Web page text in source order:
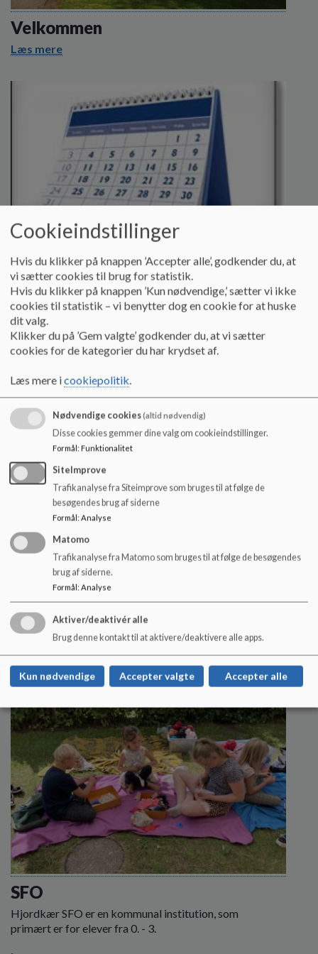
Velkommen
Læs mere
Feriekalender
Feriekalender
Læs mere
Ny elev
Hvad gør vi?
Læs mere
SFO
Hjordkær SFO er en kommunal institution, som
primært er for elever fra 0. - 3.
Cookieindstillinger
Hvis du klikker på knappen ’Accepter alle’, godkender du, at
vi sætter cookies til brug for statistik.
Hvis du klikker på knappen ’Kun nødvendige,’ sætter vi ikke
cookies til statistik – vi benytter dog en cookie for at huske
dit valg.
Klikker du på ’Gem valgte’ godkender du, at vi sætter
cookies for de kategorier du har krydset af.
Læs mere icookiepolitik.
Nødvendige cookies(altid nødvendig)
Disse cookies gemmer dine valg om cookieindstillinger.
Formål: Funktionalitet
SiteImprove
Trafikanalyse fra Siteimprove som bruges til at følge de
besøgendes brug af siderne
Formål: Analyse
Matomo
Trafikanalyse fra Matomo som bruges til at følge de besøgendes
brug af siderne.
Formål: Analyse
Aktiver/deaktivér alle
Brug denne kontakt til at aktivere/deaktivere alle apps.
Kun nødvendige Accepter valgte Accepter alle